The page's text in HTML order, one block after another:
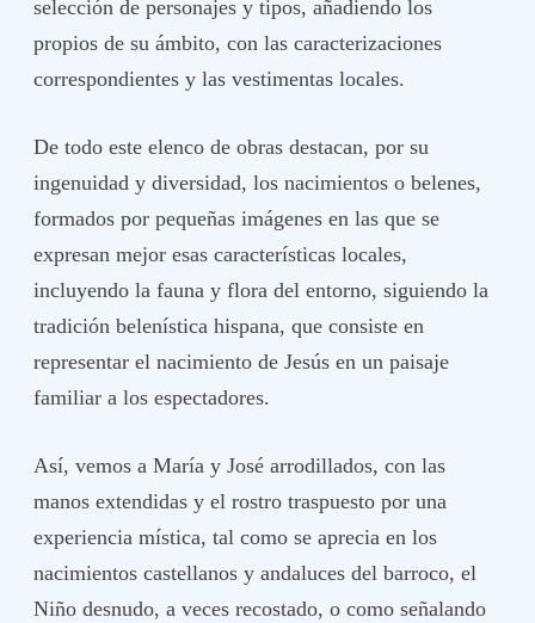
selección de personajes y tipos, añadiendo los
propios de su ámbito, con las caracterizaciones
correspondientes y las vestimentas locales.
De todo este elenco de obras destacan, por su
ingenuidad y diversidad, los nacimientos o belenes,
formados por pequeñas imágenes en las que se
expresan mejor esas características locales,
incluyendo la fauna y flora del entorno, siguiendo la
tradición belenística hispana, que consiste en
representar el nacimiento de Jesús en un paisaje
familiar a los espectadores.
Así, vemos a María y José arrodillados, con las
manos extendidas y el rostro traspuesto por una
experiencia mística, tal como se aprecia en los
nacimientos castellanos y andaluces del barroco, el
Niño desnudo, a veces recostado, o como señalando